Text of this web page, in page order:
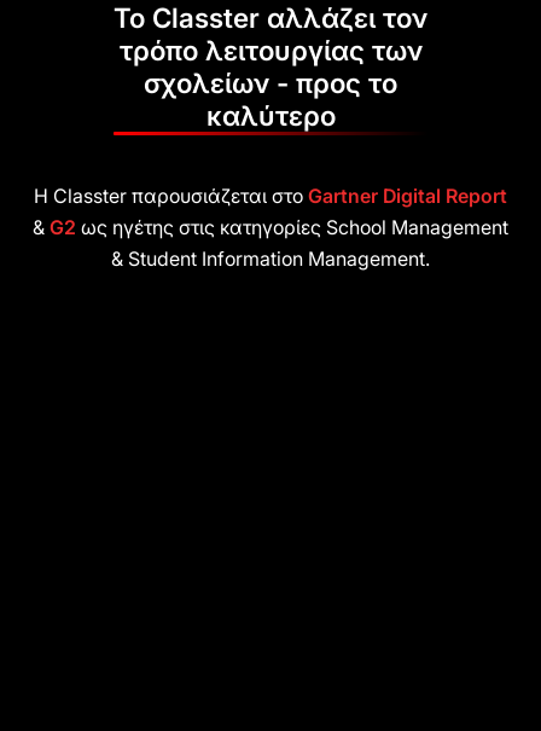
Το Classter αλλάζει τον
τρόπο λειτουργίας των
σχολείων - προς το
καλύτερο
Η Classter παρουσιάζεται στο Gartner Digital Report
& G2 ως ηγέτης στις κατηγορίες School Management
& Student Information Management.